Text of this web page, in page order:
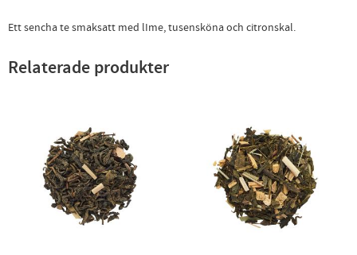
Ett sencha te smaksatt med lIme, tusensköna och citronskal.
Relaterade produkter